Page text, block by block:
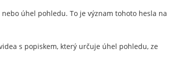
úhel pohledu. To je význam tohoto hesla na
s popiskem, který určuje úhel pohledu, ze